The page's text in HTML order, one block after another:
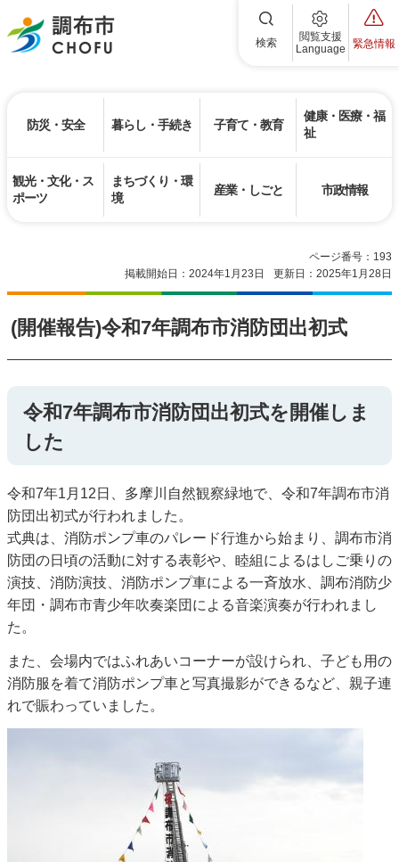
調布市 検索
閲覧支援
Language
緊急情報
防災・安全 暮らし・手続き 子育て・教育
健康・医療・福
祉
観光・文化・ス
ポーツ
まちづくり・環
境
産業・しごと 市政情報
ページ番号：193
掲載開始日：2024年1月23日
更新日：2025年1月28日
(開催報告)令和7年調布市消防団出初式
令和7年調布市消防団出初式を開催しま
した
令和7年1月12日、多摩川自然観察緑地で、令和7年調布市消
防団出初式が行われました。
式典は、消防ポンプ車のパレード行進から始まり、調布市消
防団の日頃の活動に対する表彰や、睦組によるはしご乗りの
演技、消防演技、消防ポンプ車による一斉放水、調布消防少
年団・調布市青少年吹奏楽団による音楽演奏が行われまし
た。
また、会場内ではふれあいコーナーが設けられ、子ども用の
消防服を着て消防ポンプ車と写真撮影ができるなど、親子連
れで賑わっていました。